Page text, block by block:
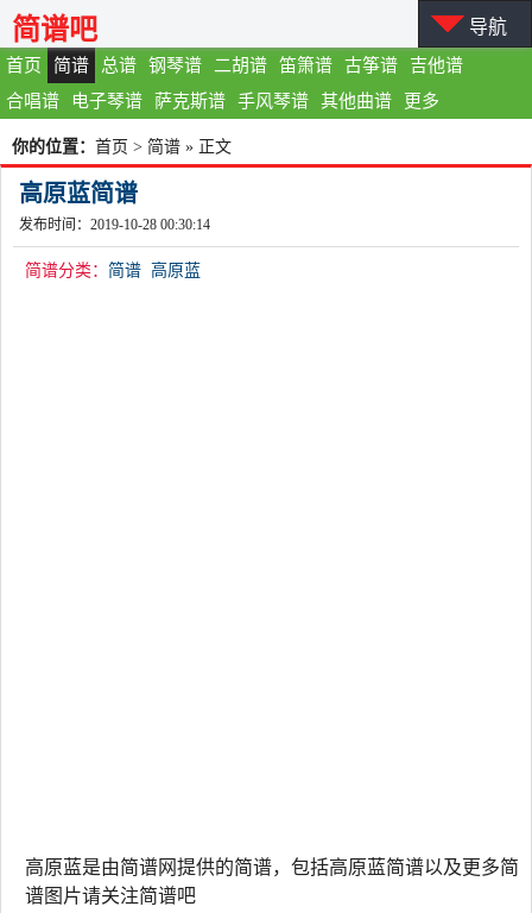
首页 简谱 总谱 钢琴谱 二胡谱 笛箫谱 古筝谱
吉他谱
合唱谱
电子琴谱 萨克斯谱 手风琴谱 其他曲谱 更多
简谱吧 导航
你的位置： 首页 > 简谱 » 正文
高原蓝简谱
发布时间：2019-10-28 00:30:14
简谱分类： 简谱 高原蓝
高原蓝是由简谱网提供的简谱，包括高原蓝简谱以及更多简
谱图片请关注简谱吧